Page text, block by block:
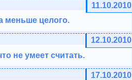
11.10.2010
меньше целого.
12.10.2010
не умеет считать.
17.10.2010